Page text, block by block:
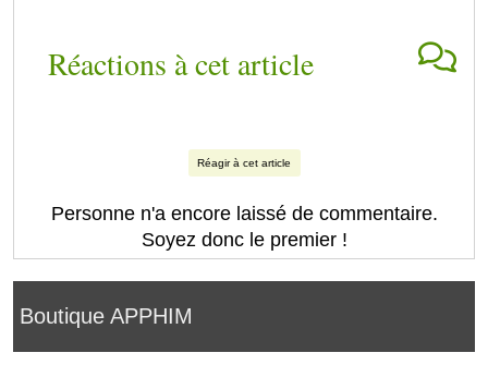
Boutique APPHIM
Réactions à cet article
Réagir à cet article
Personne n'a encore laissé de commentaire.
Soyez donc le premier !